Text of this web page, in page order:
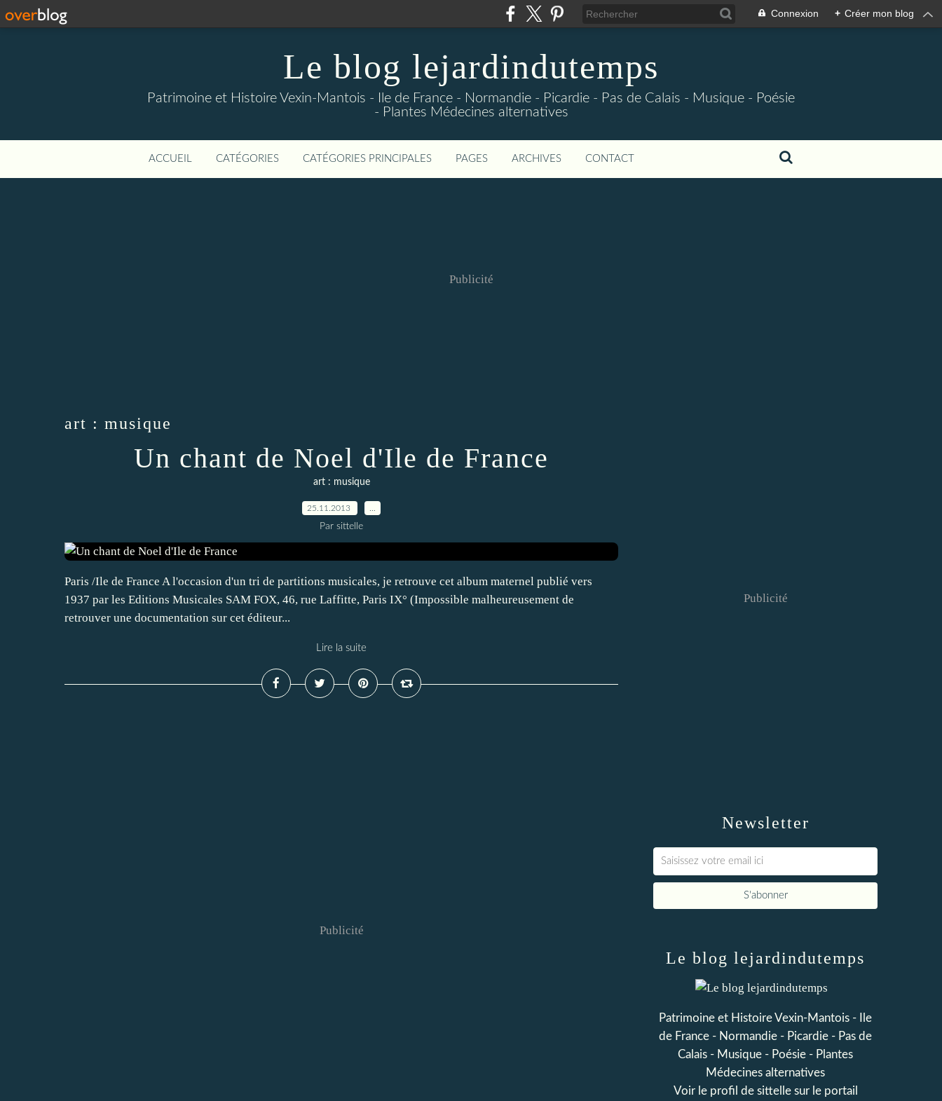
Connexion + Créer mon blog
Le blog lejardindutemps
Patrimoine et Histoire Vexin-Mantois - Ile de France - Normandie - Picardie - Pas de Calais - Musique - Poésie
- Plantes Médecines alternatives
ACCUEIL CATÉGORIES CATÉGORIES PRINCIPALES PAGES ARCHIVES CONTACT
Publicité
art : musique
Un chant de Noel d'Ile de France
art : musique
25.11.2013
Par sittelle
Paris /Ile de France A l'occasion d'un tri de partitions musicales, je retrouve cet album maternel publié vers
1937 par les Editions Musicales SAM FOX, 46, rue Laffitte, Paris IX° (Impossible malheureusement de
retrouver une documentation sur cet éditeur...
Lire la suite
Publicité
Newsletter
Publicité
Le blog lejardindutemps
Patrimoine et Histoire Vexin-Mantois - Ile
de France - Normandie - Picardie - Pas de
Calais - Musique - Poésie - Plantes
Médecines alternatives
Voir le profil de sittellesur le portail